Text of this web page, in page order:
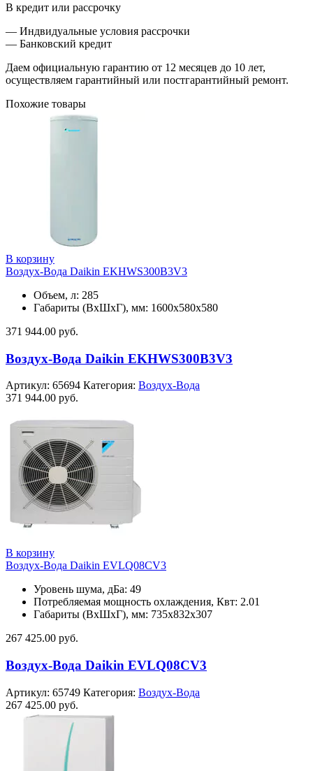
В кредит или рассрочку
— Индвидуальные условия рассрочки
— Банковский кредит
Даем официальную гарантию от 12 месяцев до 10 лет,
осуществляем гарантийный или постгарантийный ремонт.
Похожие товары
В корзину
Воздух-Вода Daikin EKHWS300B3V3
Объем, л: 285
Габариты (ВхШхГ), мм: 1600х580х580
371 944.00 руб.
Воздух-Вода Daikin EKHWS300B3V3
Артикул: 65694 Категория: Воздух-Вода
371 944.00 руб.
В корзину
Воздух-Вода Daikin EVLQ08CV3
Уровень шума, дБа: 49
Потребляемая мощность охлаждения, Квт: 2.01
Габариты (ВхШхГ), мм: 735х832х307
267 425.00 руб.
Воздух-Вода Daikin EVLQ08CV3
Артикул: 65749 Категория: Воздух-Вода
267 425.00 руб.